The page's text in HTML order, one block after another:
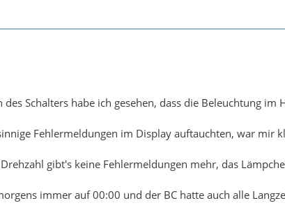
Schalters habe ich gesehen, dass die Beleuchtung im
Fehlermeldungen im Display auftauchten, war mir
gibt's keine Fehlermeldungen mehr, das
immer auf 00:00 und der BC hatte auch alle